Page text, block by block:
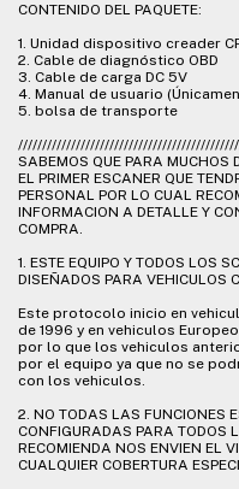
CONTENIDO DEL PAQUETE:
1. Unidad dispositivo creader
2. Cable de diagnóstico OBD
3. Cable de carga DC 5V
4. Manual de usuario
5. bolsa de transporte
SABEMOS QUE PARA MUCHOS
EL PRIMER ESCANER QUE
PERSONAL POR LO CUAL
INFORMACION A DETALLE Y
COMPRA.
1. ESTE EQUIPO Y TODOS LOS
DISEÑADOS PARA VEHICULOS
Este protocolo inicio en
de 1996 y en vehiculos
por lo que los vehiculos
por el equipo ya que no se
con los vehiculos.
2. NO TODAS LAS FUNCIONES
CONFIGURADAS PARA TODOS
RECOMIENDA NOS ENVIEN EL
CUALQUIER COBERTURA